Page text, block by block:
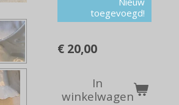
toegevoegd!
€ 20,00
In
winkelwagen